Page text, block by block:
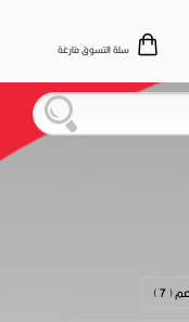
سلة التسوق فارغة
( 7 )